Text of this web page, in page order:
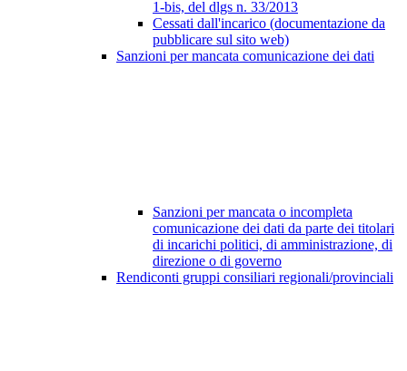
1-bis, del dlgs n. 33/2013
Cessati dall'incarico (documentazione da
pubblicare sul sito web)
Sanzioni per mancata comunicazione dei dati
Sanzioni per mancata o incompleta
comunicazione dei dati da parte dei titolari
di incarichi politici, di amministrazione, di
direzione o di governo
Rendiconti gruppi consiliari regionali/provinciali